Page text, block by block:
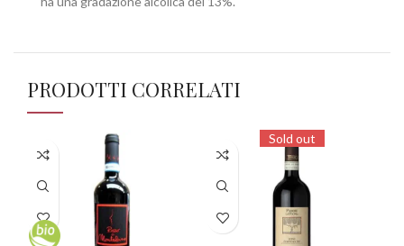
PRODOTTI CORRELATI
Sold out